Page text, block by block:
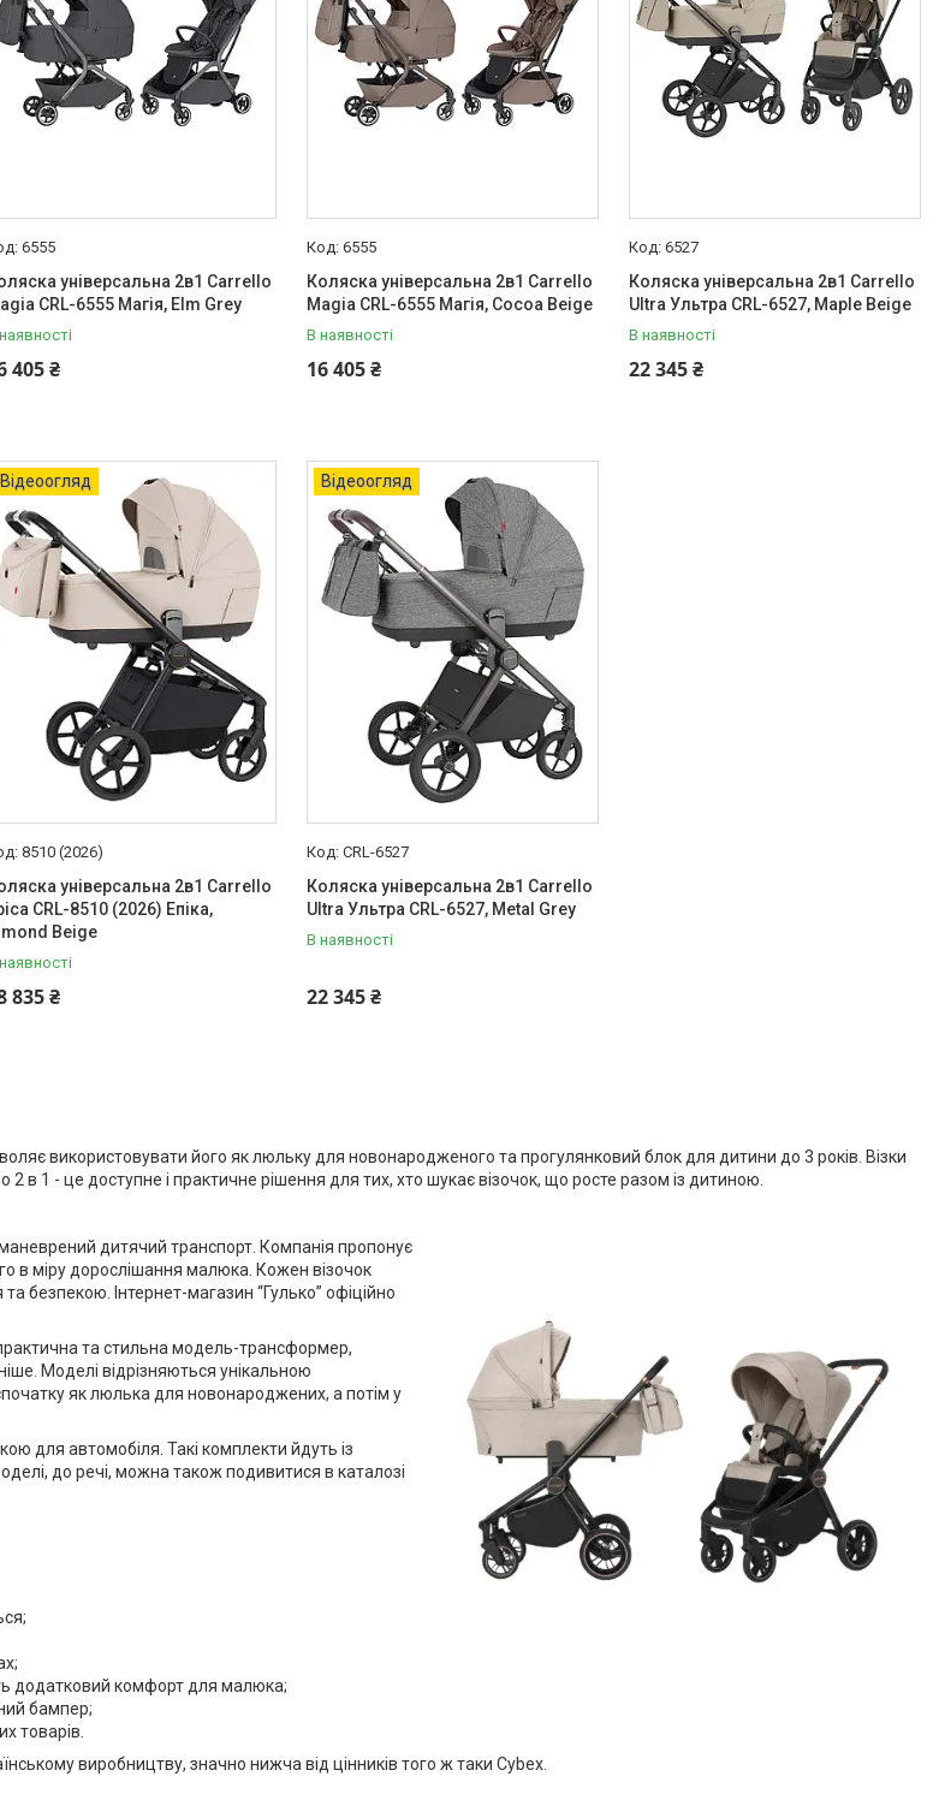
6555
універсальна 2в1 Carrello
CRL-6555 Магія, Elm Grey
405 ₴
6555
Коляска універсальна 2в1 Carrello
Magia CRL-6555 Магія, Cocoa Beige
В наявності
16 405 ₴
6527
Коляска універсальна 2в1 Carrello
Ultra Ультра CRL-6527, Maple Beige
В наявності
22 345 ₴
Відеоогляд
8510 (2026)
універсальна 2в1 Carrello
CRL-8510 (2026) Епіка,
Beige
835 ₴
Відеоогляд
CRL-6527
Коляска універсальна 2в1 Carrello
Ultra Ультра CRL-6527, Metal Grey
В наявності
22 345 ₴
використовувати його як люльку для новонародженого та прогулянковий блок для дитини до 3 років. Візки
в 1 - це доступне і практичне рішення для тих, хто шукає візочок, що росте разом із дитиною.
дитячий транспорт. Компанія пропонує
в міру дорослішання малюка. Кожен візочок
безпекою. Інтернет-магазин “Гулько” офіційно
та стильна модель-трансформер,
Моделі відрізняються унікальною
як люлька для новонароджених, а потім у
для автомобіля. Такі комплекти йдуть із
до речі, можна також подивитися в каталозі
додатковий комфорт для малюка;
бампер;
товарів.
виробництву, значно нижча від цінників того ж таки Cybex.